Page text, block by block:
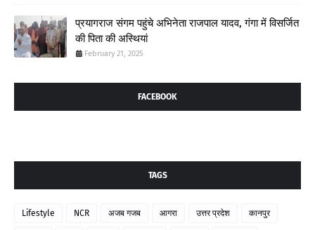
प्रयागराज संगम पहुंचे अभिनेता राजपाल यादव, गंगा में विसर्जित
की पिता की अस्थियां
February 21, 2025
FACEBOOK
TAGS
Lifestyle NCR अजब गजब आगरा उत्तर प्रदेश कानपुर